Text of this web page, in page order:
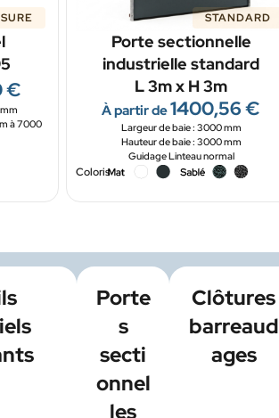
€
à 7000
STANDARD
Porte sectionnelle
industrielle standard
L 3m x H 3m
À partir de1400,56€
Largeur de baie : 3000 mm
Hauteur de baie : 3000 mm
Guidage Linteau normal
Coloris
Porte
s
secti
onnel
les
Clôtures
barreaud
ages